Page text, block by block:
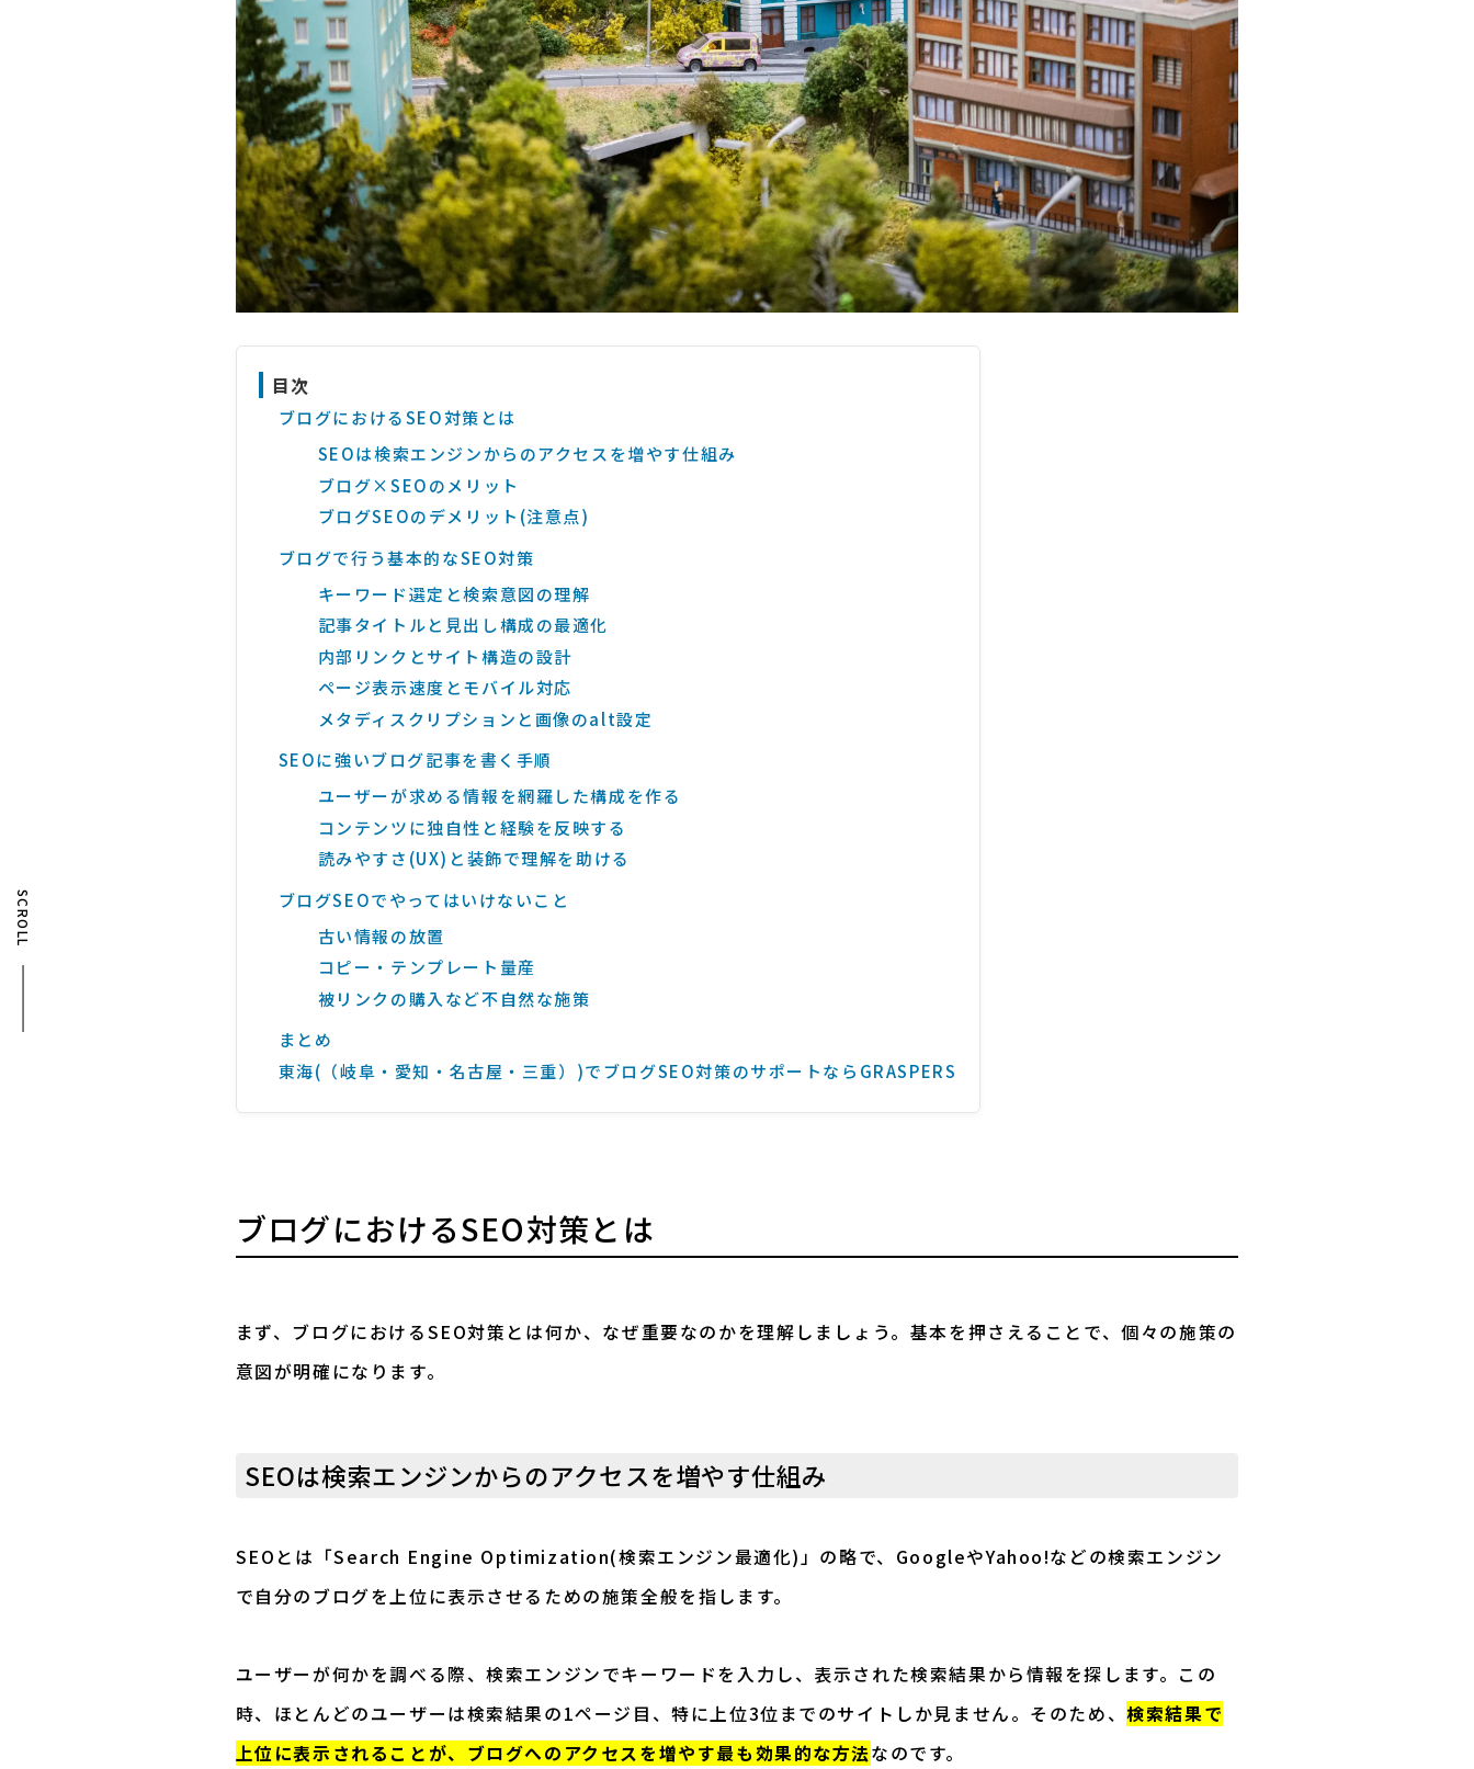
SCROLL
目次
ブログにおけるSEO対策とは
SEOは検索エンジンからのアクセスを増やす仕組み
ブログ×SEOのメリット
ブログSEOのデメリット(注意点)
ブログで行う基本的なSEO対策
キーワード選定と検索意図の理解
記事タイトルと見出し構成の最適化
内部リンクとサイト構造の設計
ページ表示速度とモバイル対応
メタディスクリプションと画像のalt設定
SEOに強いブログ記事を書く手順
ユーザーが求める情報を網羅した構成を作る
コンテンツに独自性と経験を反映する
読みやすさ(UX)と装飾で理解を助ける
ブログSEOでやってはいけないこと
古い情報の放置
コピー・テンプレート量産
被リンクの購入など不自然な施策
まとめ
東海(（岐阜・愛知・名古屋・三重）)でブログSEO対策のサポートならGRASPERS
ブログにおけるSEO対策とは
まず、ブログにおけるSEO対策とは何か、なぜ重要なのかを理解しましょう。基本を押さえることで、個々の施策の
意図が明確になります。
SEOは検索エンジンからのアクセスを増やす仕組み
SEOとは「Search Engine Optimization(検索エンジン最適化)」の略で、GoogleやYahoo!などの検索エンジン
で自分のブログを上位に表示させるための施策全般を指します。
ユーザーが何かを調べる際、検索エンジンでキーワードを入力し、表示された検索結果から情報を探します。この
時、ほとんどのユーザーは検索結果の1ページ目、特に上位3位までのサイトしか見ません。そのため、検索結果で
上位に表示されること が、ブログへのアクセスを増やす最も効果的な方法なのです。